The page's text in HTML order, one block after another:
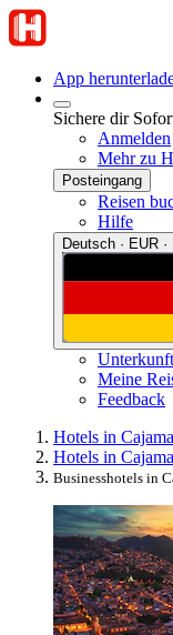
App
Sichere dir
Anmelden
Mehr zu
Posteingang
Reisen
Hilfe
Deutsch · EUR ·
Meine
Feedback
Hotels in
Hotels in
Businesshotels in